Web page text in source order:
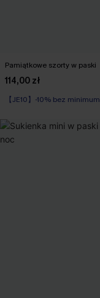
Pamiątkowe szorty w paski
114,00 zł
【JE10】-10% bez minimum